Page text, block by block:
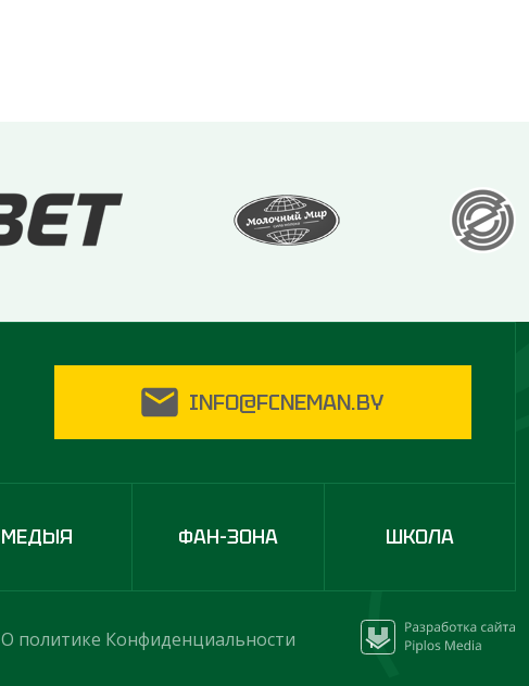
INFO@FCNEMAN.BY
МЕДЫЯ ФАН-ЗОНА ШКОЛА
О политике Конфиденциальности